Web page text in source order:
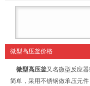
微型高压釜价格
微型高压釜又名微型反应
简单，采用不锈钢做承压元